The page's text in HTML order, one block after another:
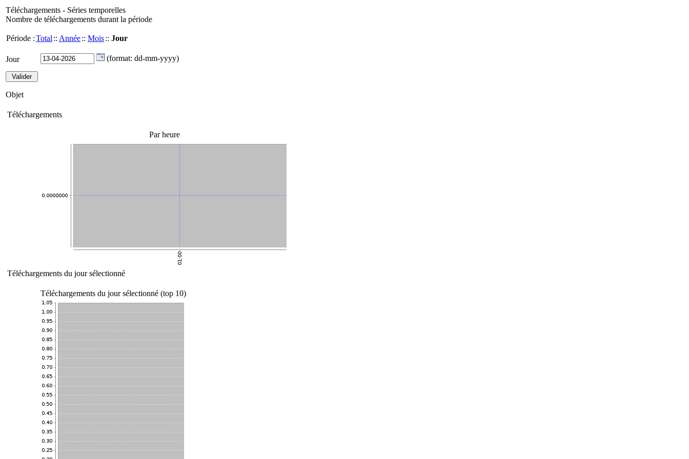
Téléchargements - Séries temporelles
Nombre de téléchargements durant la période
Période :Total :: Année:: Mois:: Jour
Jour (format: dd-mm-yyyy)
Objet
Téléchargements
Par heure
Téléchargements du jour sélectionné
Téléchargements du jour sélectionné (top 10)